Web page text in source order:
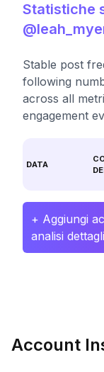
Statistiche
Stable post
following
across all
engagement
DATA
+ Aggiungi
analisi
Account